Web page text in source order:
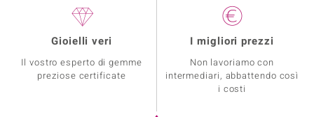
Gioielli veri
Il vostro esperto di gemme
preziose certificate
I migliori prezzi
Non lavoriamo con
intermediari, abbattendo così
i costi